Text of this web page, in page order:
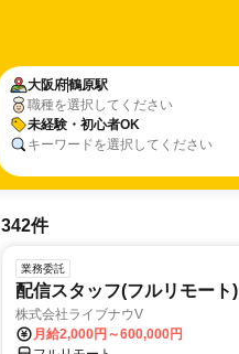
大阪府鶴原駅
職種を選択してください
未経験・初心者OK
キーワードを選択してください
342件
業務委託
配信スタッフ(フルリモート)
株式会社ライブナウV
月給2,000円～600,000円